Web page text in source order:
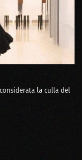
la culla del